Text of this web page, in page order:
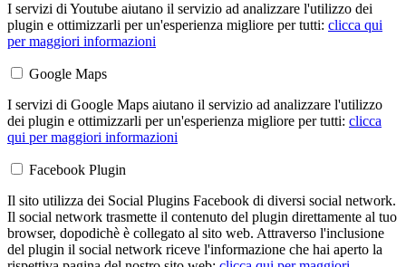
I servizi di Youtube aiutano il servizio ad analizzare l'utilizzo dei
plugin e ottimizzarli per un'esperienza migliore per tutti: clicca qui
per maggiori informazioni
Google Maps
I servizi di Google Maps aiutano il servizio ad analizzare l'utilizzo
dei plugin e ottimizzarli per un'esperienza migliore per tutti: clicca
qui per maggiori informazioni
Facebook Plugin
Il sito utilizza dei Social Plugins Facebook di diversi social network.
Il social network trasmette il contenuto del plugin direttamente al tuo
browser, dopodichè è collegato al sito web. Attraverso l'inclusione
del plugin il social network riceve l'informazione che hai aperto la